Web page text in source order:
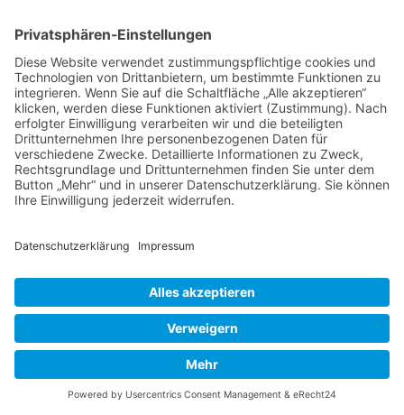
aufgestachelt, dass er mich immer weiter trieb.
Meine Begleiter mit Bergziegen-Talent staunten
wahrscheinlich nicht schlecht über meine zähe
Marathon-Ausdauer, die in solchen Fällen über
mich kommt.